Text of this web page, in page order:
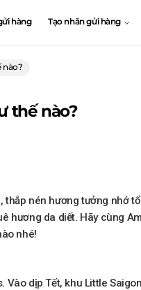
hàng Tạo nhãn gửi hàng
nào?
thế nào?
nén hương tưởng nhớ
hương da diết. Hãy cùng
nhé!
dịp Tết, khu Little